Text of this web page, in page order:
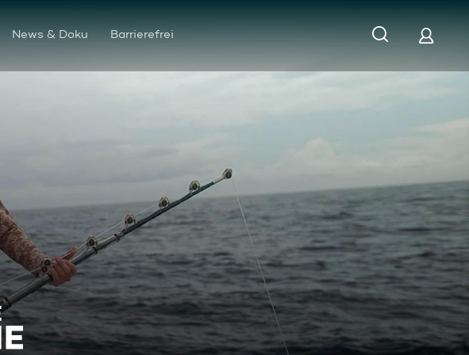
News & Doku Barrierefrei